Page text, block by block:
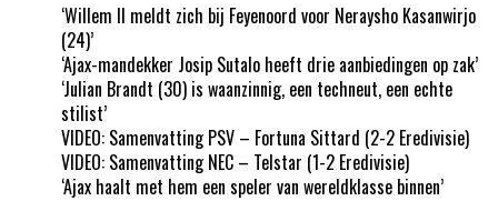
‘Willem II meldt zich bij Feyenoord voor Neraysho Kasanwirjo
(24)’
‘Ajax-mandekker Josip Sutalo heeft drie aanbiedingen op zak’
‘Julian Brandt (30) is waanzinnig, een techneut, een echte
stilist’
VIDEO: Samenvatting PSV – Fortuna Sittard (2-2 Eredivisie)
VIDEO: Samenvatting NEC – Telstar (1-2 Eredivisie)
‘Ajax haalt met hem een speler van wereldklasse binnen’